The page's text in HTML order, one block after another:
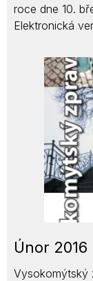
roce dne 10.
Elektronická
Únor 2016
Vysokomýtský